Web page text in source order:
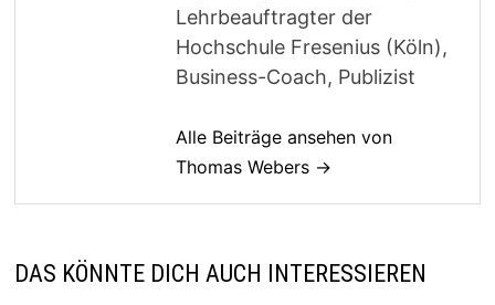
Lehrbeauftragter der
Hochschule Fresenius (Köln),
Business-Coach, Publizist
Alle Beiträge ansehen von
Thomas Webers →
DAS KÖNNTE DICH AUCH INTERESSIEREN